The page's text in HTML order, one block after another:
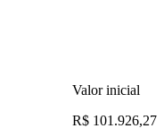
Valor inicial
R$ 101.926,27